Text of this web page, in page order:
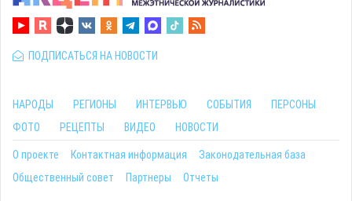
ПОДПИСАТЬСЯ НА НОВОСТИ
НАРОДЫ РЕГИОНЫ ИНТЕРВЬЮ СОБЫТИЯ
ПЕРСОНЫ
ФОТО
РЕЦЕПТЫ ВИДЕО НОВОСТИ
О проекте Контактная информация
Законодательная база
Общественный совет
Партнеры Отчеты